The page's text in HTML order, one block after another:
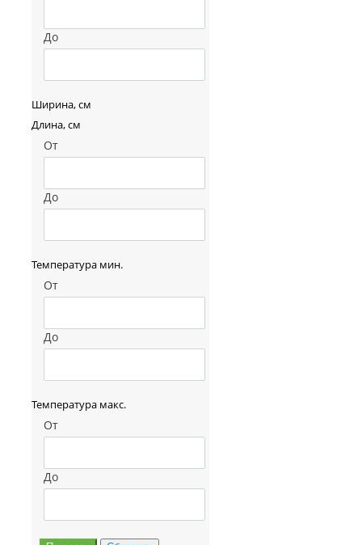
До
Ширина, см
Длина, см
От
До
Температура мин.
От
До
Температура макс.
От
До